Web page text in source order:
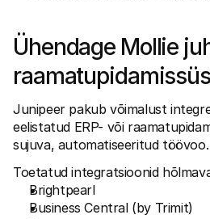
Ühendage Mollie
Junipeer pakub võimalust
eelistatud ERP- või
sujuva, automatiseeritud töövoo.
Toetatud integratsioonid
Brightpearl
Business Central (by Trimit)